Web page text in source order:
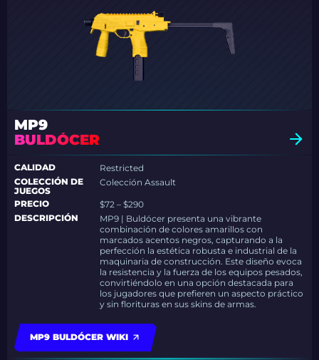
MP9
BULDÓCER
CALIDAD
Restricted
COLECCIÓN DE
JUEGOS
Colección Assault
PRECIO
$72 – $290
DESCRIPCIÓN
MP9 | Buldócer presenta una vibrante
combinación de colores amarillos con
marcados acentos negros, capturando a la
perfección la estética robusta e industrial de la
maquinaria de construcción. Este diseño evoca
la resistencia y la fuerza de los equipos pesados,
convirtiéndolo en una opción destacada para
los jugadores que prefieren un aspecto práctico
y sin florituras en sus skins de armas.
MP9 BULDÓCER WIKI